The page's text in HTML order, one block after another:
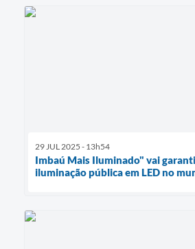
29 JUL 2025 - 13h54
Imbaú Mais Iluminado" vai
iluminação pública em LED no